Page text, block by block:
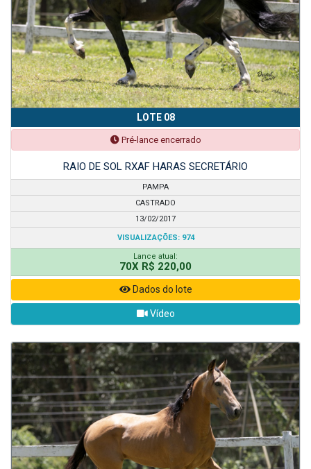
LOTE 08
Pré-lance encerrado
RAIO DE SOL RXAF HARAS SECRETÁRIO
PAMPA
CASTRADO
13/02/2017
VISUALIZAÇÕES: 974
Lance atual:
70X R$ 220,00
Dados do lote
Vídeo